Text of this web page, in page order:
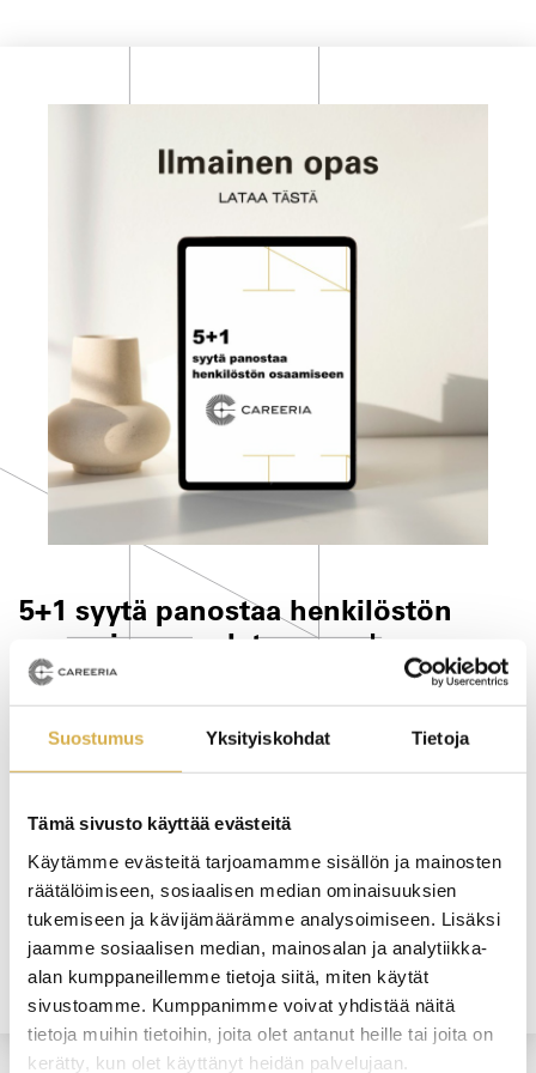
Suostumus Yksityiskohdat Tietoja
Tämä sivusto käyttää evästeitä
Käytämme evästeitä tarjoamamme sisällön ja mainosten
räätälöimiseen, sosiaalisen median ominaisuuksien
tukemiseen ja kävijämäärämme analysoimiseen. Lisäksi
jaamme sosiaalisen median, mainosalan ja analytiikka-
alan kumppaneillemme tietoja siitä, miten käytät
sivustoamme. Kumppanimme voivat yhdistää näitä
tietoja muihin tietoihin, joita olet antanut heille tai joita on
kerätty, kun olet käyttänyt heidän palvelujaan.
5+1 syytä panostaa henkilöstön
osaamiseen — lataa opas!
Motivoitunut, innostunut, sitoutunut ja osaava – näillä
adjektiiveilla on helppo kuvailla yrityksen tahtotilaa
henkilöstönsä suhteen. Mutta miten tavoite on
on panostaminen henkilöstön osaamiseen.
Oletko valmis nostamaan liiketoimintasi uudelle tasolle
ja luomaan entistä parempaa työntekijäkokemusta?
Lue oppaastamme, miksi se kannattaa!